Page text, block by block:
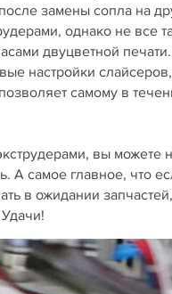
замены сопла на
однако не все
двуцветной
настройки
самому в
вы можете
А самое главное, что
в ожидании